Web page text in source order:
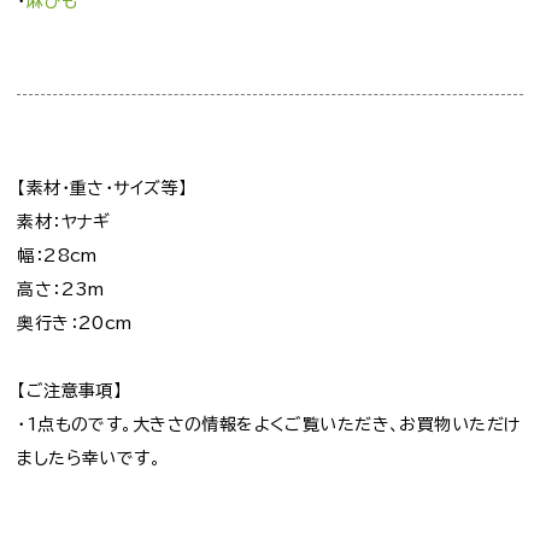
【素材・重さ・サイズ等】
素材：ヤナギ
幅：28cm
高さ：23m
奥行き：20cm
【ご注意事項】
・1点ものです。大きさの情報をよくご覧いただき、お買物いただけ
ましたら幸いです。